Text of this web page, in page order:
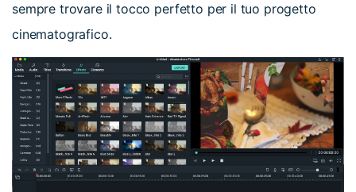
sempre trovare il tocco perfetto per il tuo progetto
cinematografico.